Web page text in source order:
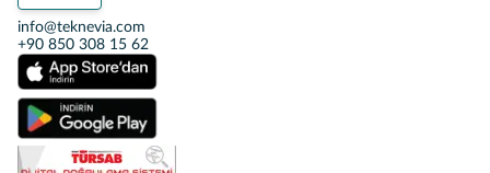
info@teknevia.com
+90 850 308 15 62